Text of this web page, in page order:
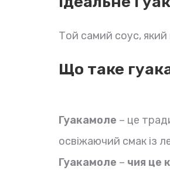
Той самий соус, який
Що таке
Гуакамоле – це
освіжаючий смак із
Гуакамоле – чия це